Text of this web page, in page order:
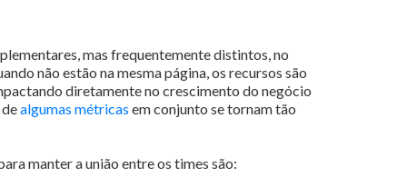
mas frequentemente distintos, no
não estão na mesma página, os recursos são
diretamente no crescimento do negócio
algumas métricas em conjunto se tornam tão
manter a união entre os times são: